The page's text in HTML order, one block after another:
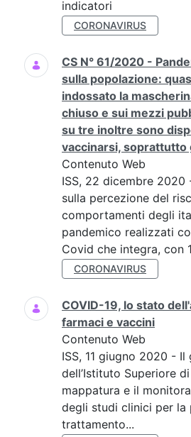
indicatori
CORONAVIRUS
CS N° 61/2020 -
sulla popolazione:
indossato la
chiuso e sui mezzi
su tre inoltre sono
vaccinarsi, soprattutto
Contenuto Web
ISS, 22 dicembre
sulla percezione del
comportamenti degli
pandemico realizzati
Covid che integra, con
CORONAVIRUS
COVID-19, lo stato
farmaci e vaccini
Contenuto Web
ISS, 11 giugno 2020 -
dell’Istituto Superiore
mappatura e il
degli studi clinici per la
trattamento...